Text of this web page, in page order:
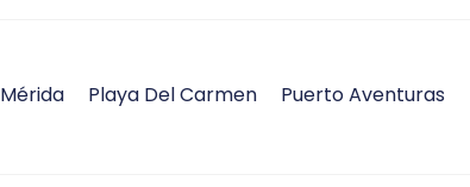
Mérida Playa Del Carmen Puerto Aventuras